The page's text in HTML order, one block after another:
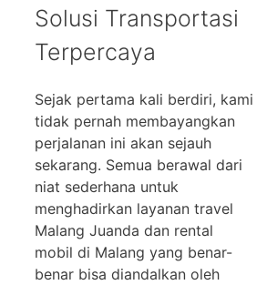
Solusi Transportasi
Terpercaya
Sejak pertama kali berdiri, kami
tidak pernah membayangkan
perjalanan ini akan sejauh
sekarang. Semua berawal dari
niat sederhana untuk
menghadirkan layanan travel
Malang Juanda dan rental
mobil di Malang yang benar-
benar bisa diandalkan oleh